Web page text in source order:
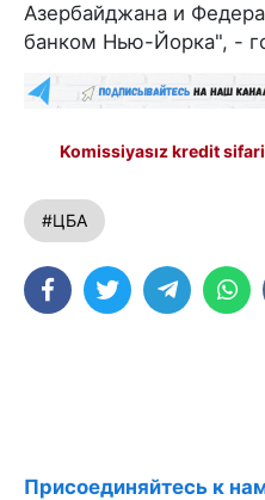
Азербайджана и
банком Нью-Йорка", -
Komissiyasız kredit
#ЦБА
Присоединяйтесь к